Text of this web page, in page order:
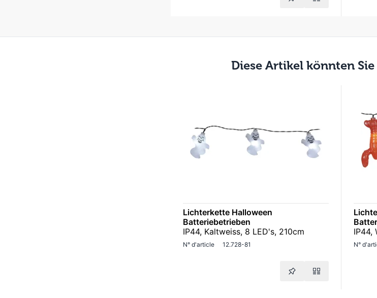
Diese Artikel könnten
Lichterkette Halloween
Batteriebetrieben
IP44, Kaltweiss, 8 LED's, 210cm
N° d'article 12.728-81
IP44,
N°